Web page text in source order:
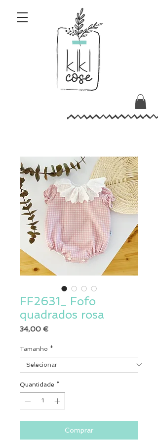
FF2631_ Fofo
quadrados rosa
34,00 €
Tamanho *
Quantidade *
Comprar